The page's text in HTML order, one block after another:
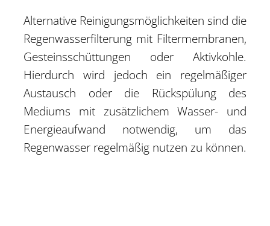
Alternative Reinigungsmöglichkeiten sind die
Regenwasserfilterung mit Filtermembranen,
Gesteinsschüttungen oder Aktivkohle.
Hierdurch wird jedoch ein regelmäßiger
Austausch oder die Rückspülung des
Mediums mit zusätzlichem Wasser- und
Energieaufwand notwendig, um das
Regenwasser regelmäßig nutzen zu können.